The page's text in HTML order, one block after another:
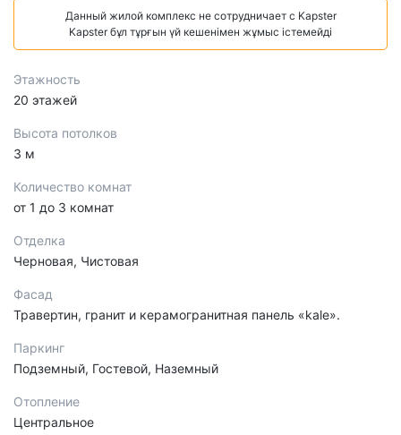
Данный жилой комплекс не сотрудничает с Kapster
Kapster бұл тұрғын үй кешенімен жұмыс істемейді
Этажность
20 этажей
Высота потолков
3 м
Количество комнат
от 1 до 3 комнат
Отделка
Черновая, Чистовая
Фасад
Травертин, гранит и керамогранитная панель «kale».
Паркинг
Подземный, Гостевой, Наземный
Отопление
Центральное